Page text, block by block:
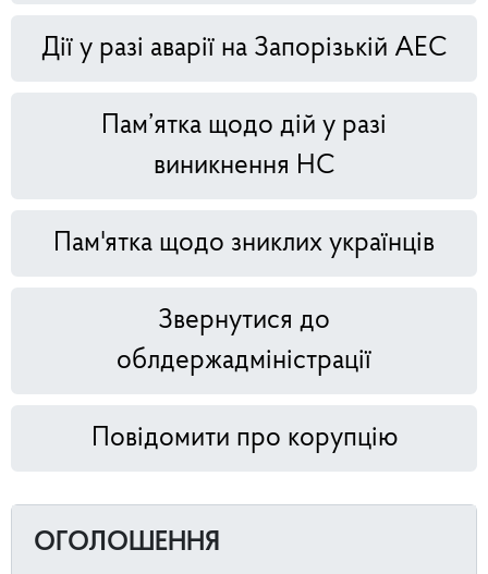
Дії у разі аварії на Запорізькій АЕС
Пам’ятка щодо дій у разі
виникнення НС
Пам'ятка щодо зниклих українців
Звернутися до
облдержадміністрації
Повідомити про корупцію
ОГОЛОШЕННЯ